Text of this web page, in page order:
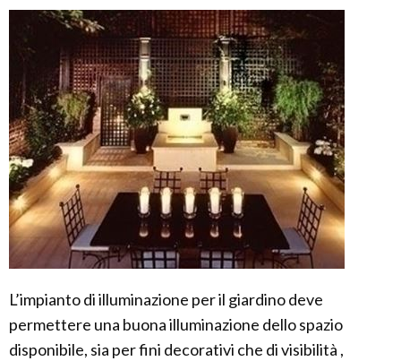
L’impianto di illuminazione per il giardino deve
permettere una buona illuminazione dello spazio
disponibile, sia per fini decorativi che di visibilità ,